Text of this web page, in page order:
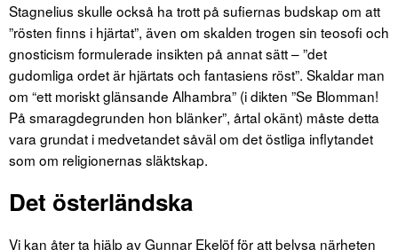
Stagnelius skulle också ha trott på sufiernas budskap om att
”rösten finns i hjärtat”, även om skalden trogen sin teosofi och
gnosticism formulerade insikten på annat sätt – ”det
gudomliga ordet är hjärtats och fantasiens röst”. Skaldar man
om “ett moriskt glänsande Alhambra” (i dikten ”Se Blomman!
På smaragdegrunden hon blänker”, årtal okänt) måste detta
vara grundat i medvetandet såväl om det östliga inflytandet
som om religionernas släktskap.
Det österländska
Vi kan åter ta hjälp av Gunnar Ekelöf för att belysa närheten